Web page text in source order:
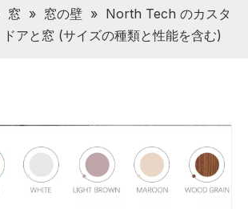
窓 » 窓の壁 » North Tech のカスタ
アと窓 (サイズの種類と性能を含む)